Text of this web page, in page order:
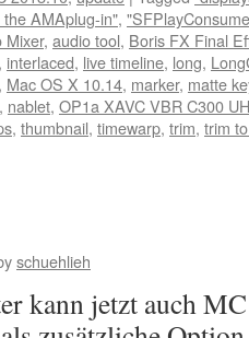
AMAplug-in",
Mixer, audio tool, Boris FX Final
, interlaced, live timeline, long,
, Mac OS X 10.14, marker, matte
, nablet, OP1a XAVC VBR C300
, thumbnail, timewarp, trim, trim
schuehlieh
kann jetzt auch